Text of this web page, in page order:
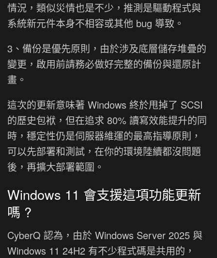
情況，類似災情也是不少，推測是驅動程式與
系統新元件本身不相容或其他 bug 導致。
3、備份是優先原則，由於涉及底層儲存堆疊的
變更，啟用前請務必做好完整的備份與還原計
畫。
這次的更新意味著 Windows 終於甩掉了 SCSI
的歷史包袱，但在追求 80% 讀寫效能提升的同
時，穩定性仍是伺服器維運的最高指導原則，
可以先部署和測試，在你的環境陸續都沒問題
後，再擴大部署範圍。
Windows 11 會支援這項功能更新
嗎 ?
CyberQ 認為，由於 Windows Server 2025 與
Windows 11 24H2 有不少程式碼是共用的，